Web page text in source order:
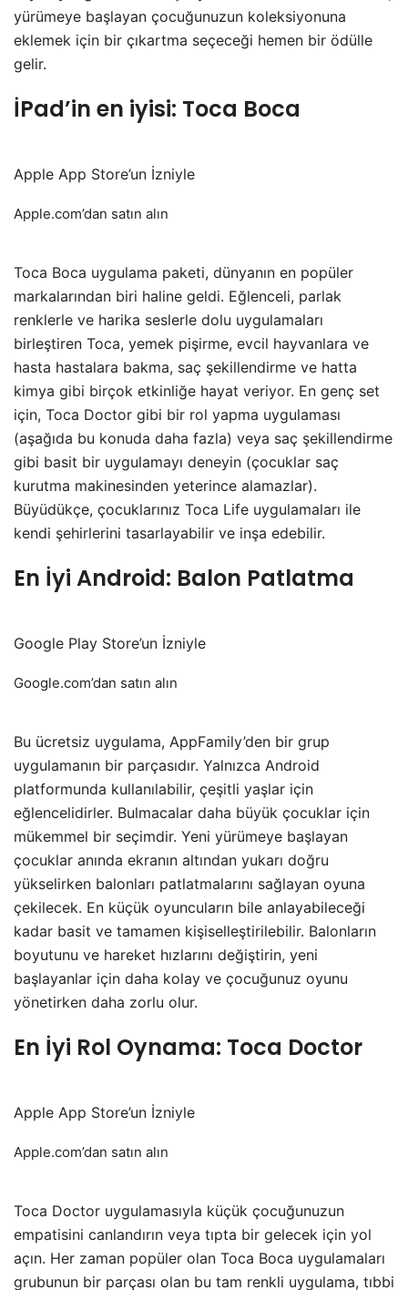
yürümeye başlayan çocuğunuzun koleksiyonuna
eklemek için bir çıkartma seçeceği hemen bir ödülle
gelir.
İPad’in en iyisi: Toca Boca
Apple App Store’un İzniyle
Apple.com’dan satın alın
Toca Boca uygulama paketi, dünyanın en popüler
markalarından biri haline geldi. Eğlenceli, parlak
renklerle ve harika seslerle dolu uygulamaları
birleştiren Toca, yemek pişirme, evcil hayvanlara ve
hasta hastalara bakma, saç şekillendirme ve hatta
kimya gibi birçok etkinliğe hayat veriyor. En genç set
için, Toca Doctor gibi bir rol yapma uygulaması
(aşağıda bu konuda daha fazla) veya saç şekillendirme
gibi basit bir uygulamayı deneyin (çocuklar saç
kurutma makinesinden yeterince alamazlar).
Büyüdükçe, çocuklarınız Toca Life uygulamaları ile
kendi şehirlerini tasarlayabilir ve inşa edebilir.
En İyi Android: Balon Patlatma
Google Play Store’un İzniyle
Google.com’dan satın alın
Bu ücretsiz uygulama, AppFamily’den bir grup
uygulamanın bir parçasıdır. Yalnızca Android
platformunda kullanılabilir, çeşitli yaşlar için
eğlencelidirler. Bulmacalar daha büyük çocuklar için
mükemmel bir seçimdir. Yeni yürümeye başlayan
çocuklar anında ekranın altından yukarı doğru
yükselirken balonları patlatmalarını sağlayan oyuna
çekilecek. En küçük oyuncuların bile anlayabileceği
kadar basit ve tamamen kişiselleştirilebilir. Balonların
boyutunu ve hareket hızlarını değiştirin, yeni
başlayanlar için daha kolay ve çocuğunuz oyunu
yönetirken daha zorlu olur.
En İyi Rol Oynama: Toca Doctor
Apple App Store’un İzniyle
Apple.com’dan satın alın
Toca Doctor uygulamasıyla küçük çocuğunuzun
empatisini canlandırın veya tıpta bir gelecek için yol
açın. Her zaman popüler olan Toca Boca uygulamaları
grubunun bir parçası olan bu tam renkli uygulama, tıbbi